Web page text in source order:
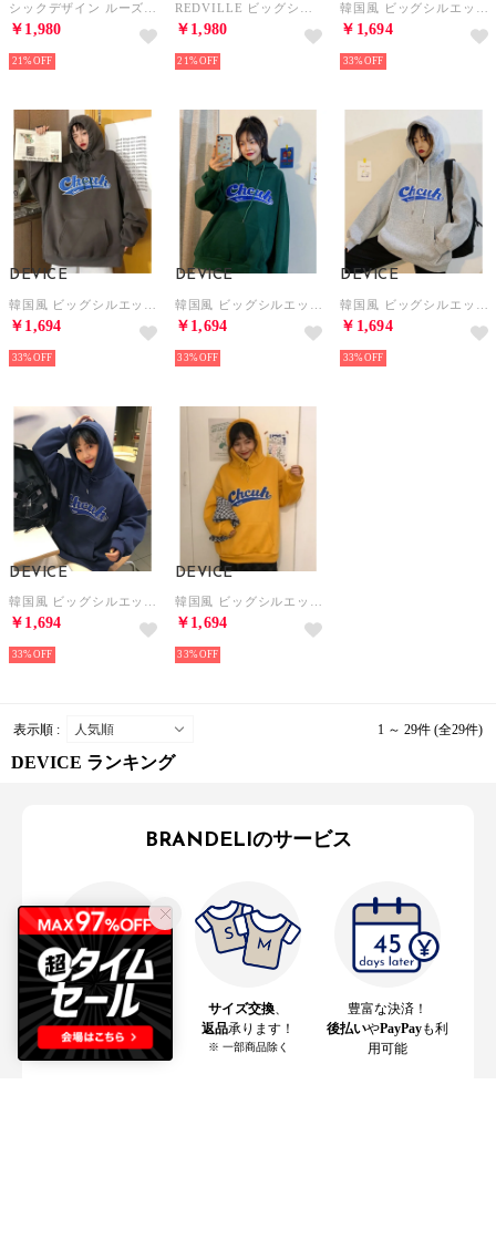
￥1,980
21%
￥1,980
21%
￥1,694
33%
DEVICE
￥1,694
33%
DEVICE
￥1,694
33%
DEVICE
￥1,694
33%
DEVICE
￥1,694
33%
DEVICE
￥1,694
33%
表示順 : 1 ～ 29件 (全29件)
DEVICE ランキング
BRANDELIのサービス
全国送料390円〜
翌日お届けも！
サイズ交換、
返品承ります！
※ 一部商品除く
豊富な決済！
後払いやPayPayも利
用可能